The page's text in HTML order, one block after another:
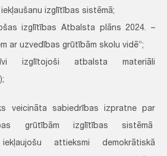
izglītības sistēmā;
izglītības Atbalsta plāns 2024. –
ar uzvedības grūtībām skolu vidē”;
izglītojoši atbalsta materiāli
veicināta sabiedrības izpratne par
grūtībām izglītības sistēmā
attieksmi demokrātiskā